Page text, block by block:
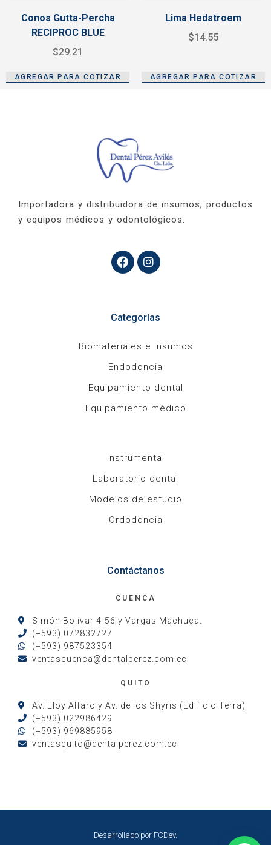
Conos Gutta-Percha
RECIPROC BLUE
$29.21
AGREGAR PARA COTIZAR
Lima Hedstroem
$14.55
AGREGAR PARA COTIZAR
Importadora y distribuidora de insumos, productos
y equipos médicos y odontológicos.
Categorías
Biomateriales e insumos
Endodoncia
Equipamiento dental
Equipamiento médico
Instrumental
Laboratorio dental
Modelos de estudio
Ordodoncia
Contáctanos
CUENCA
Simón Bolívar 4-56 y Vargas Machuca.
(+593) 072832727
(+593) 987523354
ventascuenca@dentalperez.com.ec
QUITO
Av. Eloy Alfaro y Av. de los Shyris (Edificio Terra)
(+593) 022986429
(+593) 969885958
ventasquito@dentalperez.com.ec
Desarrollado por FCDev.